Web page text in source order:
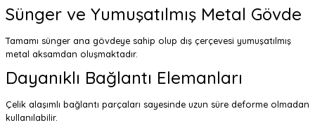
Sünger ve Yumuşatılmış Metal Gövde
Tamamı sünger ana gövdeye sahip olup dış çerçevesi yumuşatılmış
metal aksamdan oluşmaktadır.
Dayanıklı Bağlantı Elemanları
Çelik alaşımlı bağlantı parçaları sayesinde uzun süre deforme olmadan
kullanılabilir.